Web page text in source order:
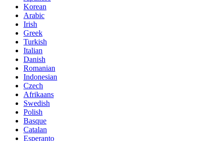
Korean
Arabic
Irish
Greek
Turkish
Italian
Danish
Romanian
Indonesian
Czech
Afrikaans
Swedish
Polish
Basque
Catalan
Esperanto